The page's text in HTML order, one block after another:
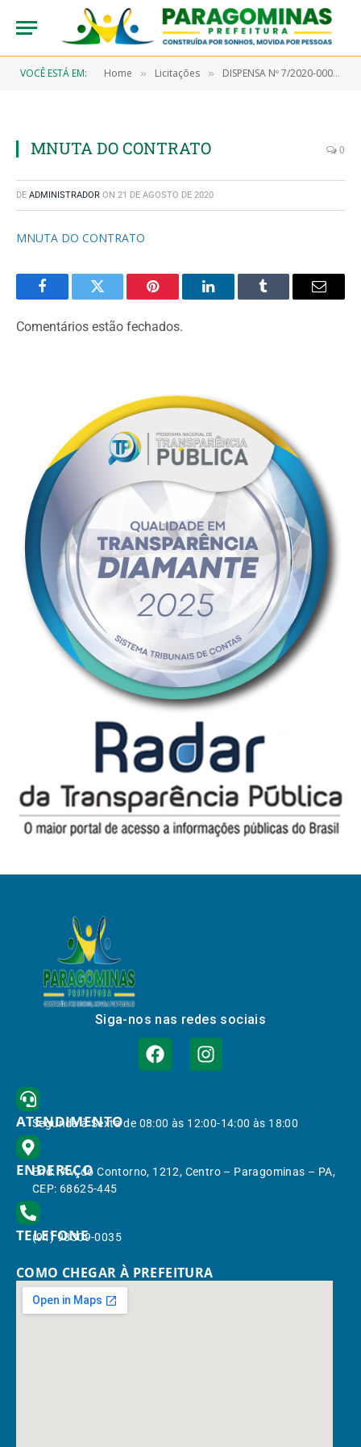
VOCÊ ESTÁ EM: Home » Licitações » DISPENSA Nº 7/2020-00054 (Aquisição de teste rápido)
MNUTA DO CONTRATO 0
DE ADMINISTRADOR ON 21 DE AGOSTO DE 2020
MNUTA DO CONTRATO
FacebookTwitter Pinterest LinkedInTumblr Email
Comentários estão fechados.
Siga-nos nas redes sociais
ATENDIMENTO
Segunda à Sexta de 08:00 às 12:00-14:00 às 18:00
ENDEREÇO
End.: Av. do Contorno, 1212, Centro – Paragominas – PA,
CEP: 68625-445
TELEFONE
(91) 98309-0035
COMO CHEGAR À PREFEITURA